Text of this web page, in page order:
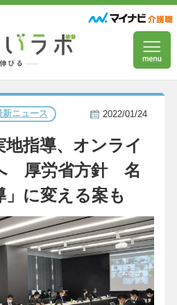
新ニュース 2022/01/24
指導、オンライ
厚労省方針 名
」に変える案も